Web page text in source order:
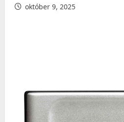
október 9, 2025